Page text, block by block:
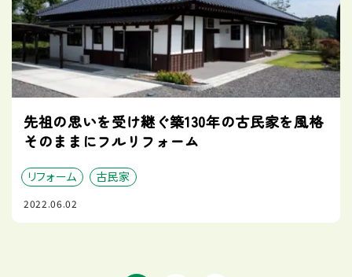
先祖の思いを受け継ぐ築130年の古民家を風格
そのままにフルリフォーム
リフォーム 古民家
2022.06.02